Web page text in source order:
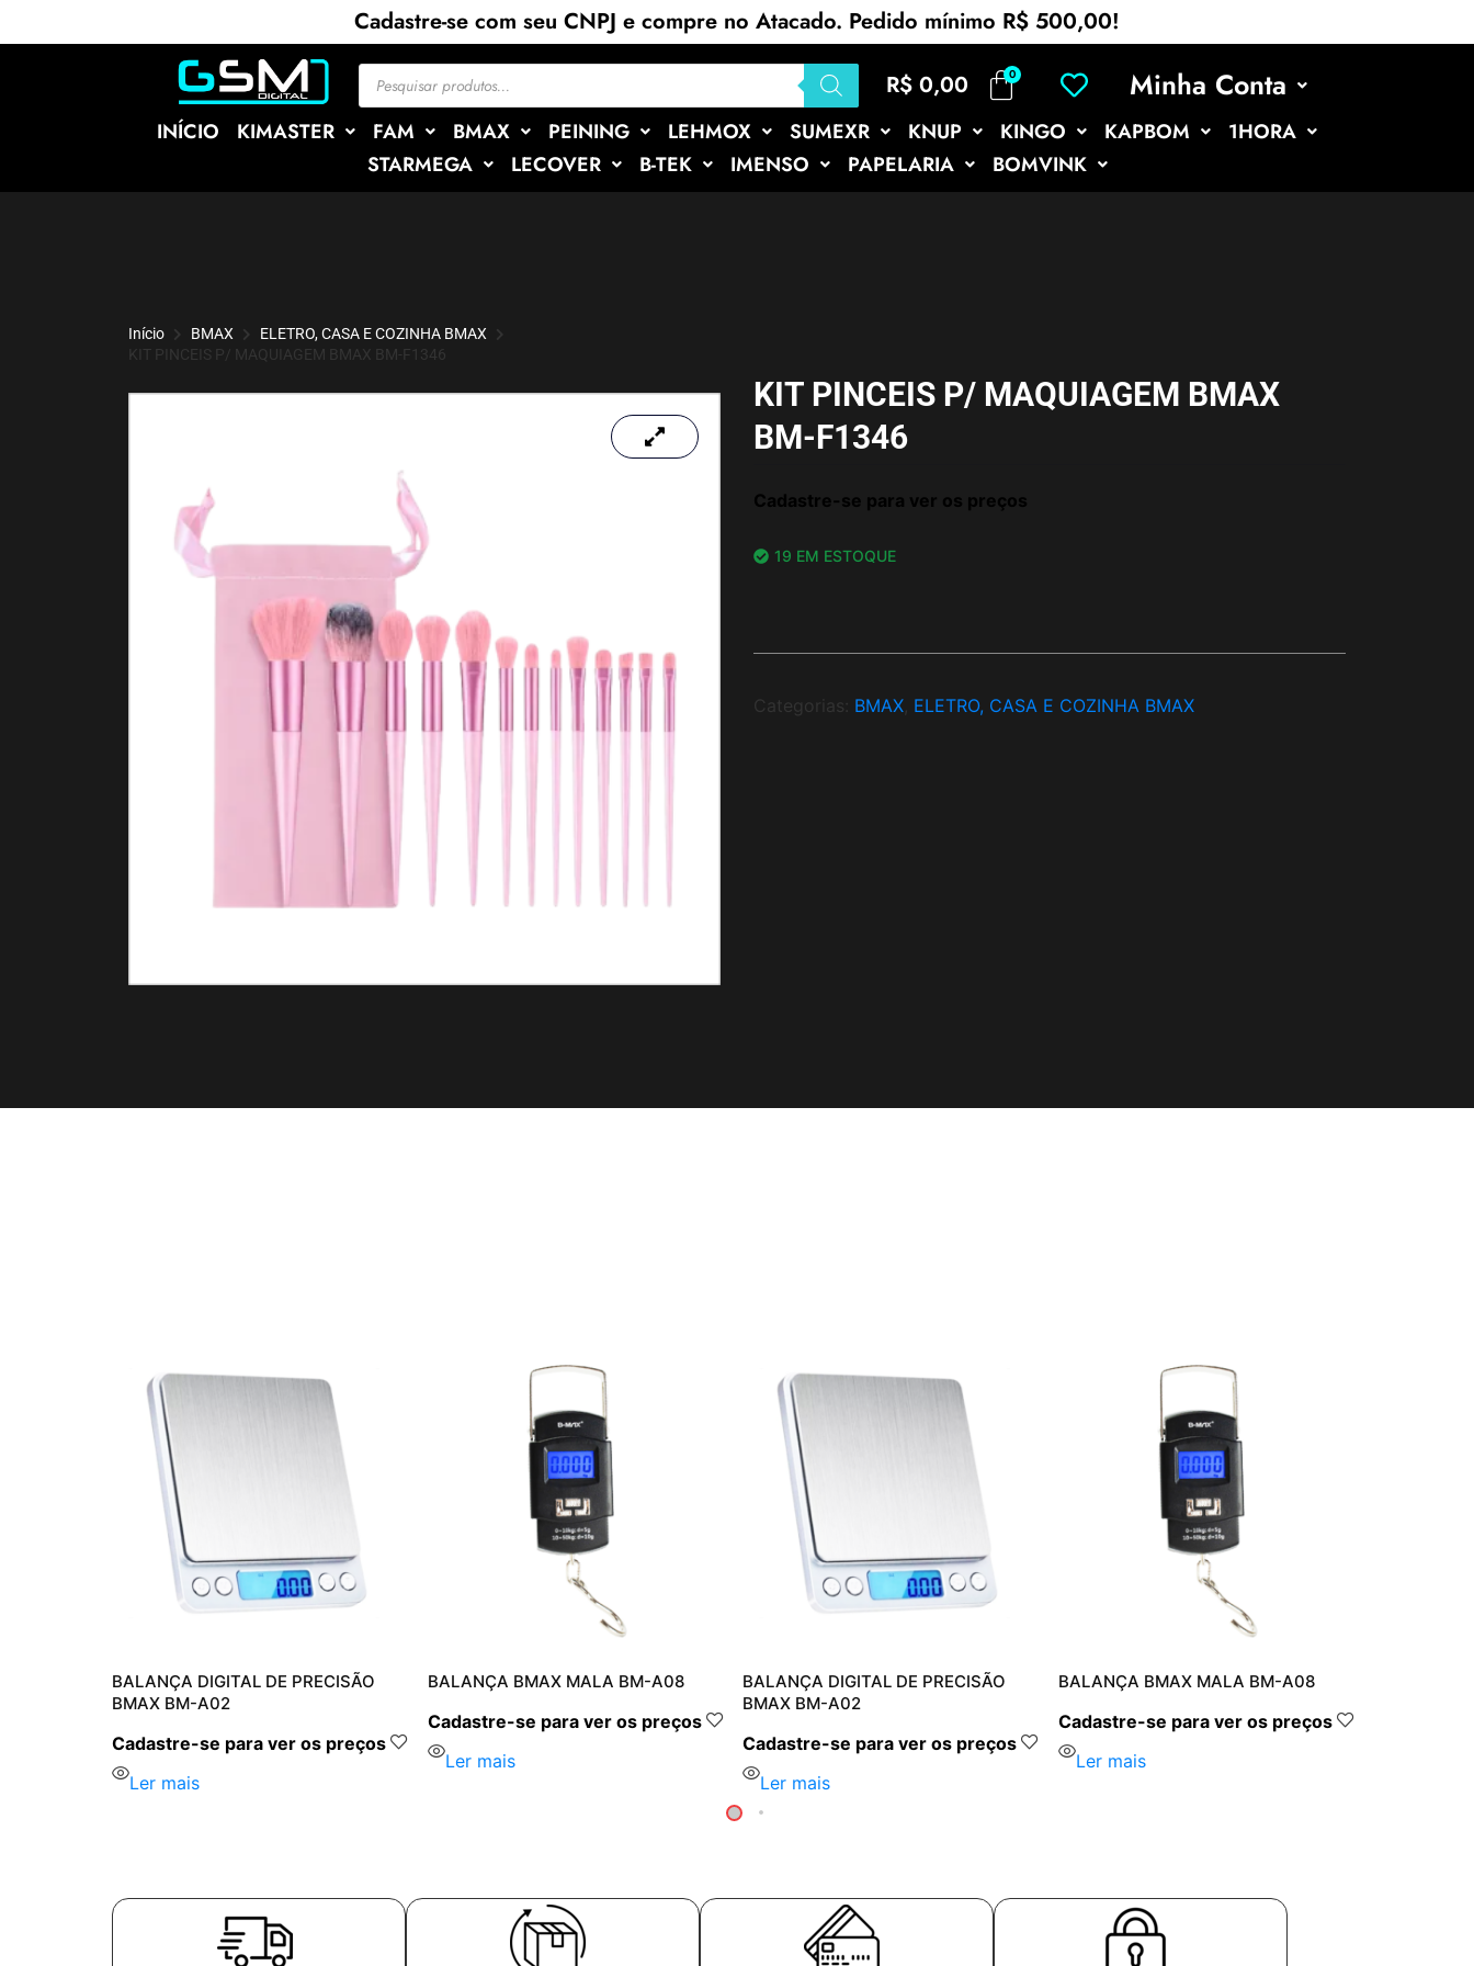
Cadastre-se com seu CNPJ e compre no Atacado. Pedido mínimo R$ 500,00!
R$ 0,00 Minha Conta
INÍCIO KIMASTER FAM BMAX PEINING LEHMOX SUMEXR KNUP KINGO KAPBOM
1HORA
STARMEGA
LECOVER B-TEK IMENSO PAPELARIA BOMVINK
Início BMAX
ELETRO, CASA E COZINHA BMAX
KIT PINCEIS P/ MAQUIAGEM BMAX BM-F1346
KIT PINCEIS P/ MAQUIAGEM BMAX
BM-F1346
Cadastre-se para ver os preços
19 EM ESTOQUE
Categorias: BMAX, ELETRO, CASA E COZINHA BMAX
BALANÇA DIGITAL DE PRECISÃO
BMAX BM-A02
Cadastre-se para ver os preços
Ler mais
BALANÇA BMAX MALA BM-A08
Cadastre-se para ver os preços
Ler mais
BALANÇA DIGITAL DE PRECISÃO
BMAX BM-A02
Cadastre-se para ver os preços
Ler mais
BALANÇA BMAX MALA BM-A08
Cadastre-se para ver os preços
Ler mais